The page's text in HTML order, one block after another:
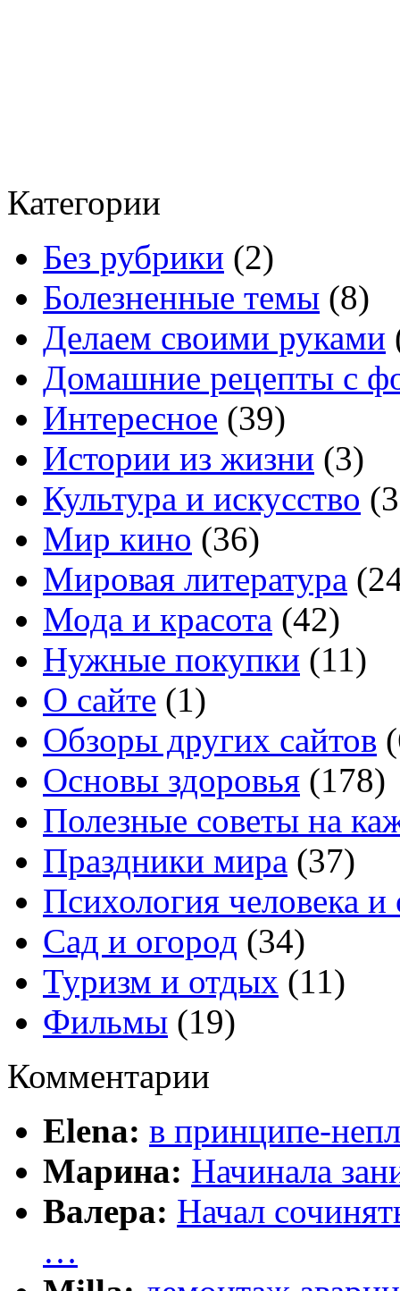
Категории
Без рубрики (2)
Болезненные темы (8)
Делаем своими руками
Домашние рецепты с
Интересное (39)
Истории из жизни (3)
Культура и искусство
Мир кино (36)
Мировая литература
Мода и красота (42)
Нужные покупки (11)
О сайте (1)
Обзоры других сайтов
Основы здоровья (178)
Полезные советы на
Праздники мира (37)
Психология человека
Сад и огород (34)
Туризм и отдых (11)
Фильмы (19)
Комментарии
Elena: в принципе-
Марина: Начинала
Валера: Начал
…